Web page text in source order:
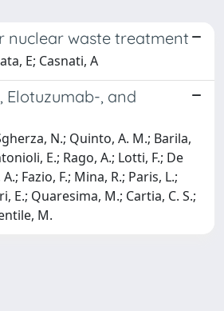
nuclear waste treatment
E; Casnati, A
Elotuzumab-, and
N.; Quinto, A. M.; Barila,
E.; Rago, A.; Lotti, F.; De
Fazio, F.; Mina, R.; Paris, L.;
E.; Quaresima, M.; Cartia, C. S.;
M.